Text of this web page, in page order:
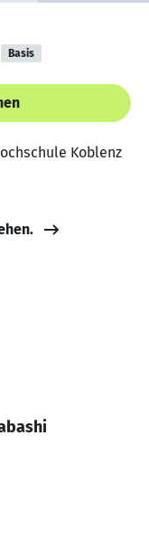
Basis
Koblenz